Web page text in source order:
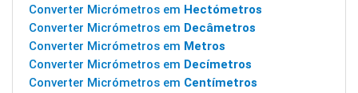
Converter Micrómetros em Hectómetros
Converter Micrómetros em Decâmetros
Converter Micrómetros em Metros
Converter Micrómetros em Decímetros
Converter Micrómetros em Centímetros